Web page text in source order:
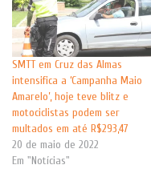
SMTT em Cruz das Almas
intensifica a ‘Campanha Maio
Amarelo’, hoje teve blitz e
motociclistas podem ser
multados em até R$293,47
20 de maio de 2022
Em "Notícias"